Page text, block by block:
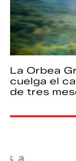
La Orbea
cuelga el
de tres